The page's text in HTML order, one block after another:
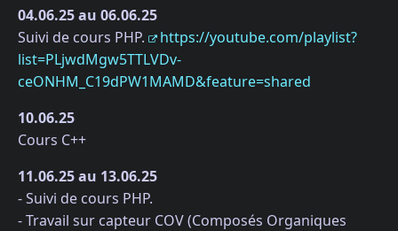
04.06.25 au 06.06.25
Suivi de cours PHP.
https://youtube.com/playlist?
list=PLjwdMgw5TTLVDv-
ceONHM_C19dPW1MAMD&feature=shared
10.06.25
Cours C++
11.06.25 au 13.06.25
- Suivi de cours PHP.
- Travail sur capteur COV (Composés Organiques